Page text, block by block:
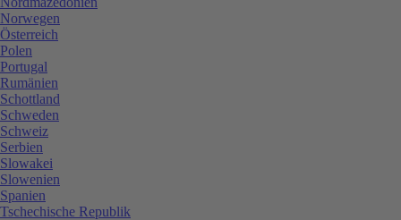
Norwegen
Österreich
Polen
Portugal
Rumänien
Schottland
Schweden
Schweiz
Serbien
Slowakei
Slowenien
Spanien
Tschechische Republik